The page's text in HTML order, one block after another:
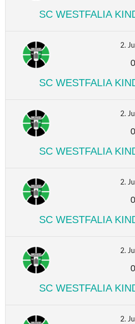
SC WESTFALIA
2.
SC WESTFALIA
2.
SC WESTFALIA
2.
SC WESTFALIA
2.
SC WESTFALIA
2.